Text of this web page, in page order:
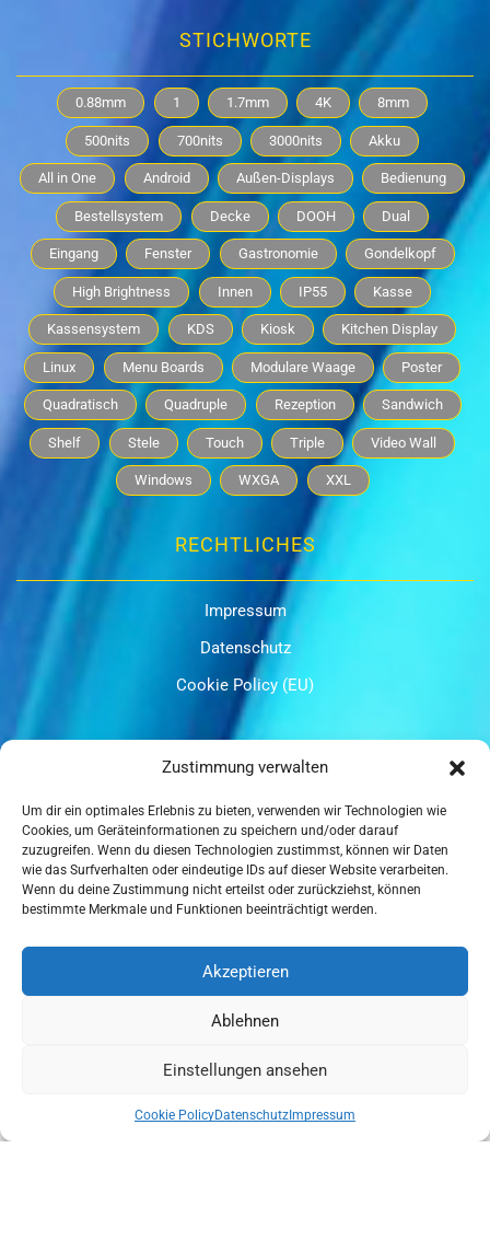
Zustimmung verwalten
Um dir ein optimales Erlebnis zu bieten, verwenden wir Technologien wie
Cookies, um Geräteinformationen zu speichern und/oder darauf
zuzugreifen. Wenn du diesen Technologien zustimmst, können wir Daten
wie das Surfverhalten oder eindeutige IDs auf dieser Website verarbeiten.
Wenn du deine Zustimmung nicht erteilst oder zurückziehst, können
bestimmte Merkmale und Funktionen beeinträchtigt werden.
Akzeptieren
Ablehnen
Einstellungen ansehen
Cookie PolicyDatenschutz Impressum
STICHWORTE
0.88mm 1 1.7mm 4K 8mm
500nits 700nits 3000nits Akku
All in One Android Außen-Displays Bedienung
Bestellsystem Decke DOOH Dual
Eingang Fenster Gastronomie Gondelkopf
High Brightness Innen IP55 Kasse
Kassensystem KDS Kiosk Kitchen Display
Linux Menu Boards Modulare Waage Poster
Quadratisch Quadruple Rezeption Sandwich
Shelf Stele Touch Triple Video Wall
Windows WXGA XXL
RECHTLICHES
Impressum
Datenschutz
Cookie Policy (EU)
UNSERE ZERTIFIZIERUNGEN
ISO 9001
Shop